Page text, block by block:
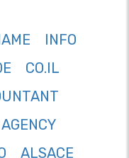
INFO
CO.IL
AGENCY
ALSACE